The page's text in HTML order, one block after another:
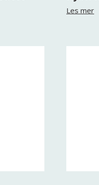
Les mer